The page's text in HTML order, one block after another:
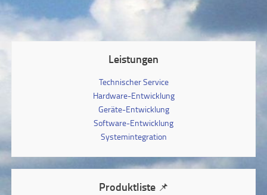
Leistungen
Technischer Service
Hardware-Entwicklung
Geräte-Entwicklung
Software-Entwicklung
Systemintegration
Produktliste 📌